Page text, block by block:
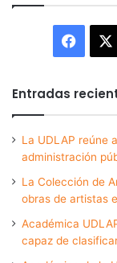
Entradas
La UDLAP reúne
administración
La Colección de
obras de artistas
Académica
capaz de